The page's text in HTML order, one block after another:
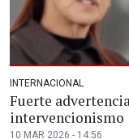
INTERNACIONAL
Fuerte
intervencionismo
10 MAR 2026 - 14:56